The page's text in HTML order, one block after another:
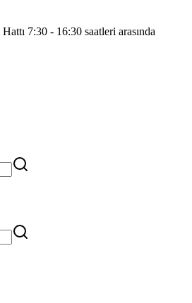
Hattı 7:30 - 16:30 saatleri arasında